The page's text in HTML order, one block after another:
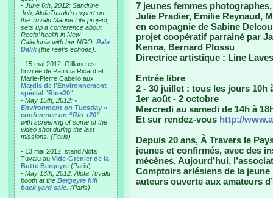
- June 6th, 2012: Sandrine
Job, AlofaTuvalu’s expert on
the Tuvalu Marine Life project,
sets up a conference about
Reefs’ health in New
Caledonia with her NGO: Pala
Dalik (the reef’s echoes).
- 15 mai 2012: Gilliane est
l'invitée de Patricia Ricard et
Marie-Pierre Cabello aux
Mardis de l'Environnement
spécial "Rio+20"
- May 15th, 2012: «
Environment on Tuesday »
conference on “Rio +20”
with screening of some of the
video shot during the last
missions. (Paris)
- 13 mai 2012: stand Alofa
Tuvalu au Vide-Grenier de la
Butte Bergeyre (Paris)
- May 13th, 2012: Alofa Tuvalu
booth at the Bergeyre hill
back yard sale . (Paris)
7 jeunes femmes
Julie Pradier, Emilie Reynaud,
en compagnie de Sabine
projet coopératif parrainé par
Kenna, Bernard Plossu
Directrice artistique : Line
Entrée libre
2 - 30 juillet : tous les jours 10h
1er août - 2 octobre
Mercredi au samedi de 14h à
Et sur rendez-vous http://
Depuis 20 ans, À Travers le
jeunes et confirmés, avec des
mécènes. Aujourd’hui,
Comptoirs arlésiens de la
auteurs ouverte aux amateurs